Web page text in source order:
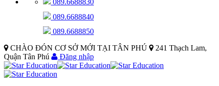
089.6688830
089.6688840
089.6688850
CHÀO ĐÓN CƠ SỞ MỚI TẠI TÂN PHÚ
241 Thạch Lam,
Quận Tân Phú
Đăng nhập